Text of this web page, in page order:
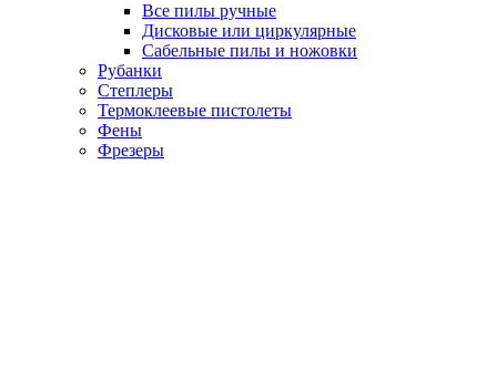
Все пилы ручные
Дисковые или циркулярные
Сабельные пилы и ножовки
Рубанки
Степлеры
Термоклеевые пистолеты
Фены
Фрезеры